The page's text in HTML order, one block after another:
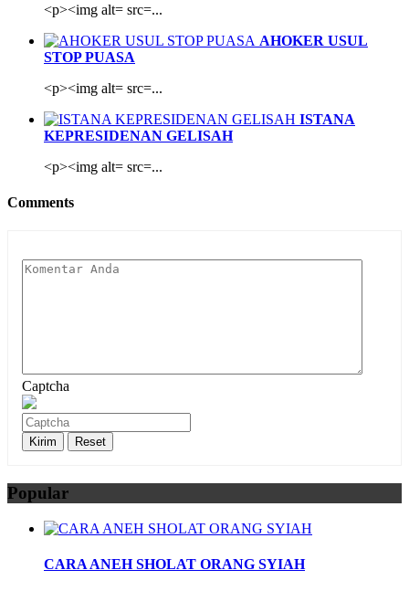
<p><img alt= src=...
AHOKER USUL
STOP PUASA
<p><img alt= src=...
ISTANA
KEPRESIDENAN GELISAH
<p><img alt= src=...
Comments
Captcha
Popular
CARA ANEH SHOLAT ORANG SYIAH